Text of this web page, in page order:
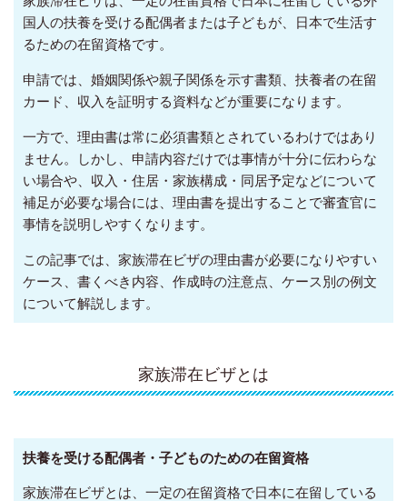
国人の扶養を受ける配偶者または子どもが、日本で生活す
るための在留資格です。
申請では、婚姻関係や親子関係を示す書類、扶養者の在留
カード、収入を証明する資料などが重要になります。
一方で、理由書は常に必須書類とされているわけではあり
ません。しかし、申請内容だけでは事情が十分に伝わらな
い場合や、収入・住居・家族構成・同居予定などについて
補足が必要な場合には、理由書を提出することで審査官に
事情を説明しやすくなります。
この記事では、家族滞在ビザの理由書が必要になりやすい
ケース、書くべき内容、作成時の注意点、ケース別の例文
について解説します。
家族滞在ビザとは
扶養を受ける配偶者・子どものための在留資格
家族滞在ビザとは、一定の在留資格で日本に在留している